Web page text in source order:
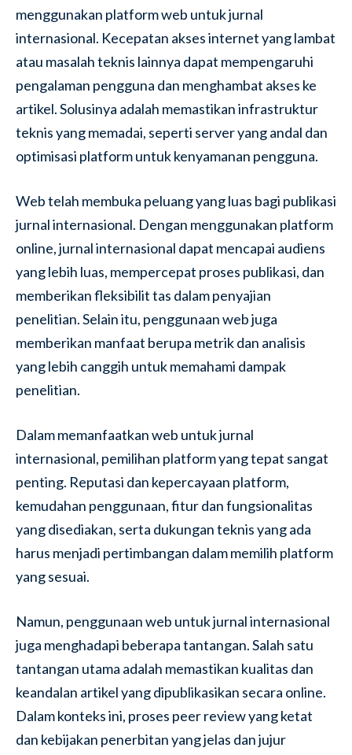
menggunakan platform web untuk jurnal
internasional. Kecepatan akses internet yang lambat
atau masalah teknis lainnya dapat mempengaruhi
pengalaman pengguna dan menghambat akses ke
artikel. Solusinya adalah memastikan infrastruktur
teknis yang memadai, seperti server yang andal dan
optimisasi platform untuk kenyamanan pengguna.
Web telah membuka peluang yang luas bagi publikasi
jurnal internasional. Dengan menggunakan platform
online, jurnal internasional dapat mencapai audiens
yang lebih luas, mempercepat proses publikasi, dan
memberikan fleksibilit tas dalam penyajian
penelitian. Selain itu, penggunaan web juga
memberikan manfaat berupa metrik dan analisis
yang lebih canggih untuk memahami dampak
penelitian.
Dalam memanfaatkan web untuk jurnal
internasional, pemilihan platform yang tepat sangat
penting. Reputasi dan kepercayaan platform,
kemudahan penggunaan, fitur dan fungsionalitas
yang disediakan, serta dukungan teknis yang ada
harus menjadi pertimbangan dalam memilih platform
yang sesuai.
Namun, penggunaan web untuk jurnal internasional
juga menghadapi beberapa tantangan. Salah satu
tantangan utama adalah memastikan kualitas dan
keandalan artikel yang dipublikasikan secara online.
Dalam konteks ini, proses peer review yang ketat
dan kebijakan penerbitan yang jelas dan jujur